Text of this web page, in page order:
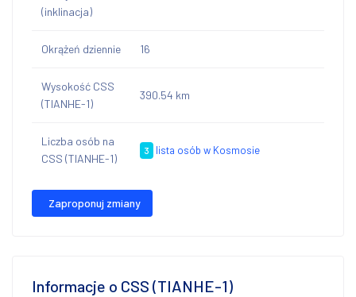
(inklinacja)
Okrążeń dziennie 16
Wysokość CSS
(TIANHE-1)
390.54 km
Liczba osób na
CSS (TIANHE-1)
3 lista osób w Kosmosie
Zaproponuj zmiany
Informacje o CSS (TIANHE-1)